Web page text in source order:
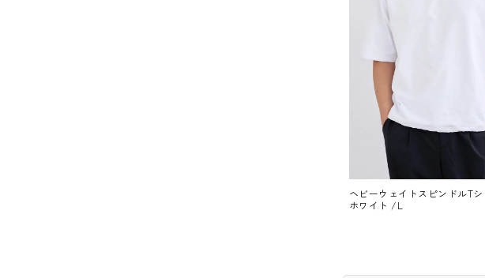
ヘビーウェイトスピンドルTシ
ホワイト /L